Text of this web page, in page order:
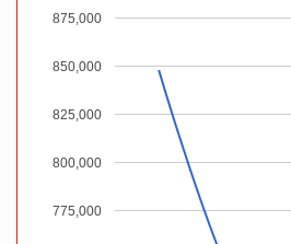
775,000
800,000
825,000
850,000
875,000